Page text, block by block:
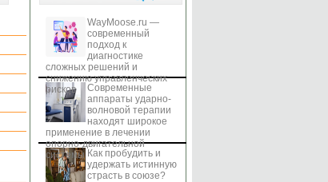
WayMoose.ru —
современный
подход к
диагностике
сложных решений и
снижению управленческих
рисков
Современные
аппараты ударно-
волновой терапии
находят широкое
применение в лечении
опорно-двигательной
системы Как пробудить и
удержать истинную
страсть в союзе?